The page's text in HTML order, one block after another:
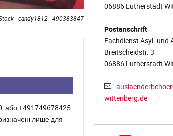
- candy1812 - 490383847
або +491749678425.
лише для
06886 Lutherstadt
Postanschrift
Fachdienst Asyl- und
Breitscheidstr. 3
06886 Lutherstadt
wittenberg.de